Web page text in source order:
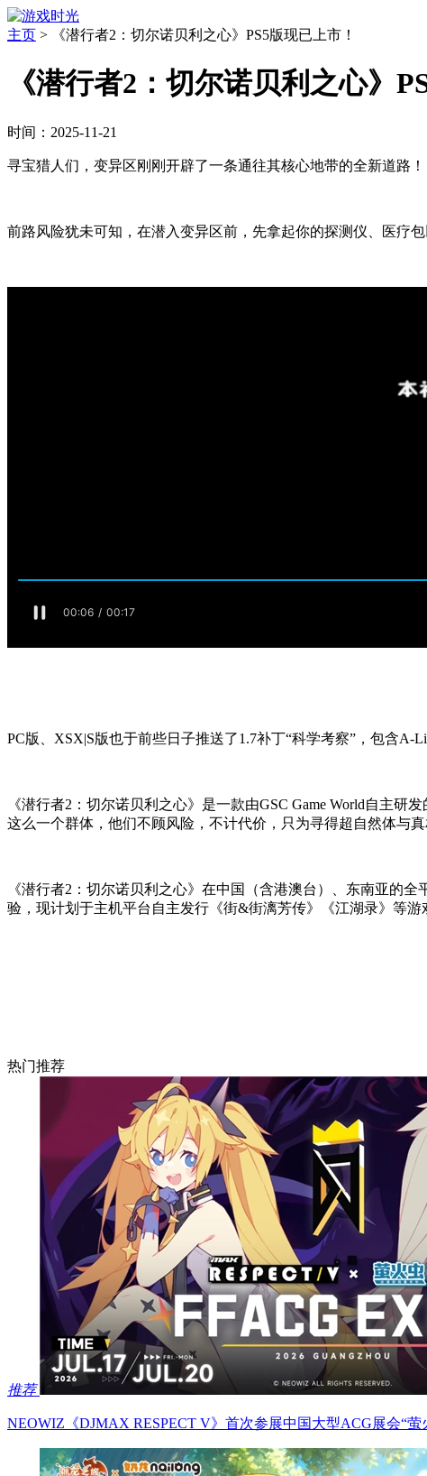
主页 > 《潜行者2：切尔诺贝利之心》PS5版现已上市！
《潜行者2：切尔诺贝利之心》
时间：2025-11-21
寻宝猎人们，变异区刚刚开辟了一条通往其核心地带的全新道路
前路风险犹未可知，在潜入变异区前，先拿起你的探测仪、医疗
PC版、XSX|S版也于前些日子推送了1.7补丁“科学考察”，包含A-
《潜行者2：切尔诺贝利之心》是一款由GSC Game World自主
这么一个群体，他们不顾风险，不计代价，只为寻得超自然体与
《潜行者2：切尔诺贝利之心》在中国（含港澳台）、东南亚的
验，现计划于主机平台自主发行《街&街漓芳传》《江湖录》等游
热门推荐
推荐
NEOWIZ《DJMAX RESPECT V》首次参展中国大型ACG展会“萤